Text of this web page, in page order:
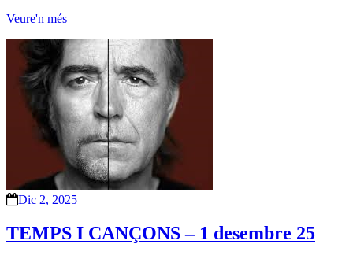
Veure'n més
Dic 2, 2025
TEMPS I CANÇONS – 1 desembre 25